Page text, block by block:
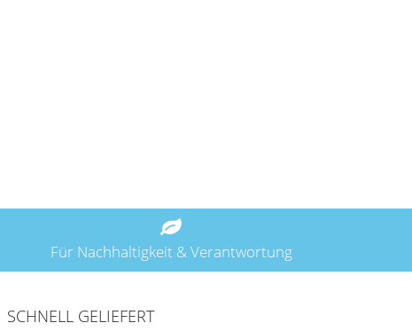
Für Nachhaltigkeit & Verantwortung
SCHNELL GELIEFERT